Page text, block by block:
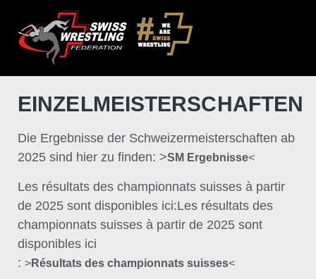
EINZELMEISTERSCHAFTEN
Die Ergebnisse der Schweizermeisterschaften ab
2025 sind hier zu finden: >SM Ergebnisse<
Les résultats des championnats suisses à partir
de 2025 sont disponibles ici:Les résultats des
championnats suisses à partir de 2025 sont
disponibles ici
: >Résultats des championnats suisses<